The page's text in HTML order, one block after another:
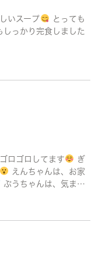
いスープ
とっても
しっかり完食しました
ロゴロしてます
ぎ
えんちゃんは、お家
ぶうちゃんは、気まぐ